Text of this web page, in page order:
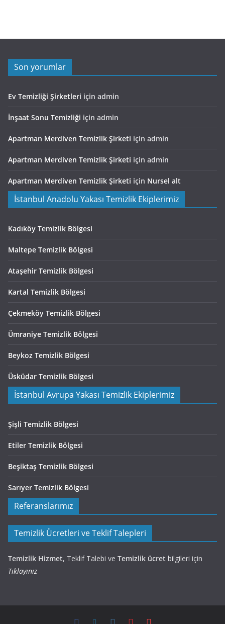
Son yorumlar
Ev Temizliği Şirketleri için admin
İnşaat Sonu Temizliği için admin
Apartman Merdiven Temizlik Şirketi için admin
Apartman Merdiven Temizlik Şirketi için admin
Apartman Merdiven Temizlik Şirketi için Nursel alt
İstanbul Anadolu Yakası Temizlik Ekiplerimiz
Kadıköy Temizlik Bölgesi
Maltepe Temizlik Bölgesi
Ataşehir Temizlik Bölgesi
Kartal Temizlik Bölgesi
Çekmeköy Temizlik Bölgesi
Ümraniye Temizlik Bölgesi
Beykoz Temizlik Bölgesi
Üsküdar Temizlik Bölgesi
İstanbul Avrupa Yakası Temizlik Ekiplerimiz
Şişli Temizlik Bölgesi
Etiler Temizlik Bölgesi
Beşiktaş Temizlik Bölgesi
Sarıyer Temizlik Bölgesi
Referanslarımız
Temizlik Ücretleri ve Teklif Talepleri
Temizlik Hizmet, Teklif Talebi ve Temizlik ücret bilgileri için
Tıklayınız